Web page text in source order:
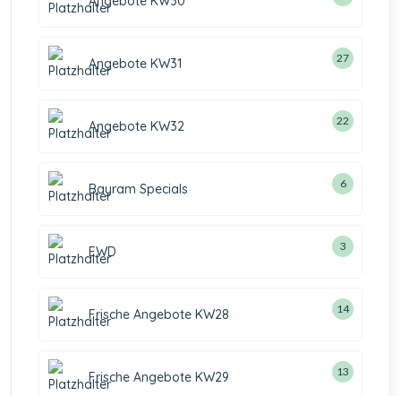
Angebote KW31 27
Angebote KW32 22
Bayram Specials 6
EWD 3
Frische Angebote KW28 14
Frische Angebote KW29 13